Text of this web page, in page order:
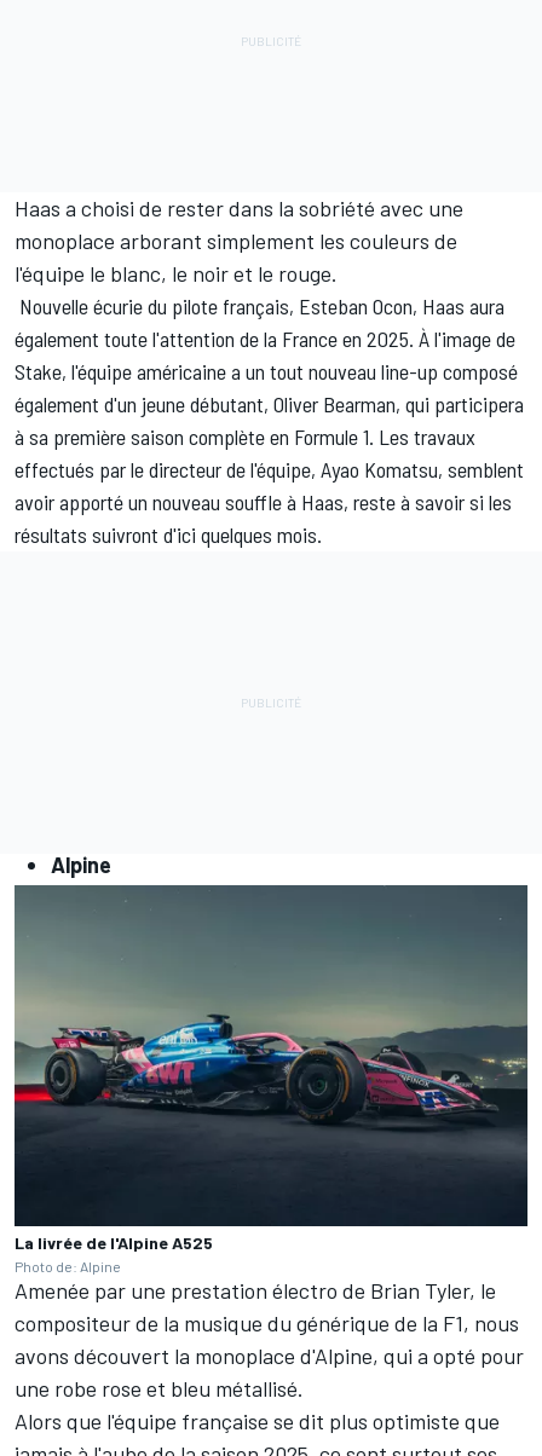
Haas a choisi de rester dans la sobriété avec une
monoplace arborant simplement les couleurs de
l'équipe le blanc, le noir et le rouge.
Nouvelle écurie du pilote français, Esteban Ocon, Haas aura
également toute l'attention de la France en 2025. À l'image de
Stake, l'équipe américaine a un tout nouveau line-up composé
également d'un jeune débutant, Oliver Bearman, qui participera
à sa première saison complète en Formule 1. Les travaux
effectués par le directeur de l'équipe, Ayao Komatsu, semblent
avoir apporté un nouveau souffle à Haas, reste à savoir si les
résultats suivront d'ici quelques mois.
Alpine
La livrée de l'Alpine A525
Photo de: Alpine
Amenée par une prestation électro de Brian Tyler, le
compositeur de la musique du générique de la F1, nous
avons découvert la monoplace d'Alpine, qui a opté pour
une robe rose et bleu métallisé.
Alors que l'équipe française se dit plus optimiste que